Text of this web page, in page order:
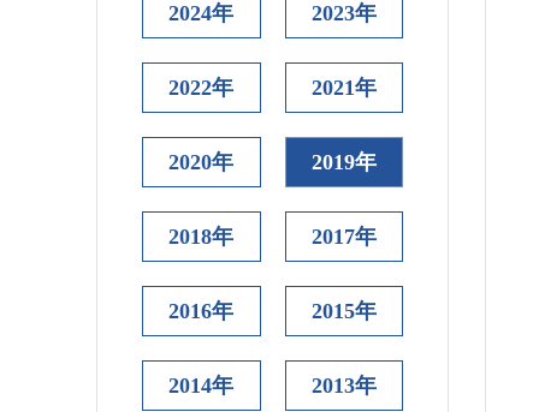
2024年 2023年
2022年 2021年
2020年 2019年
2018年 2017年
2016年 2015年
2014年 2013年